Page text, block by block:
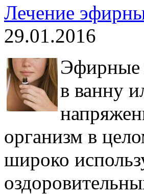
Лечение
29.01.2016
Эфирные
в ванну
организм в
широко